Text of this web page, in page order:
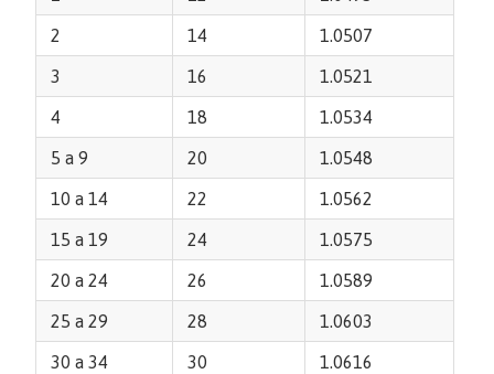
2 14 1.0507
3 16 1.0521
4 18 1.0534
5 a 9 20 1.0548
10 a 14 22 1.0562
15 a 19 24 1.0575
20 a 24 26 1.0589
25 a 29 28 1.0603
30 a 34 30 1.0616